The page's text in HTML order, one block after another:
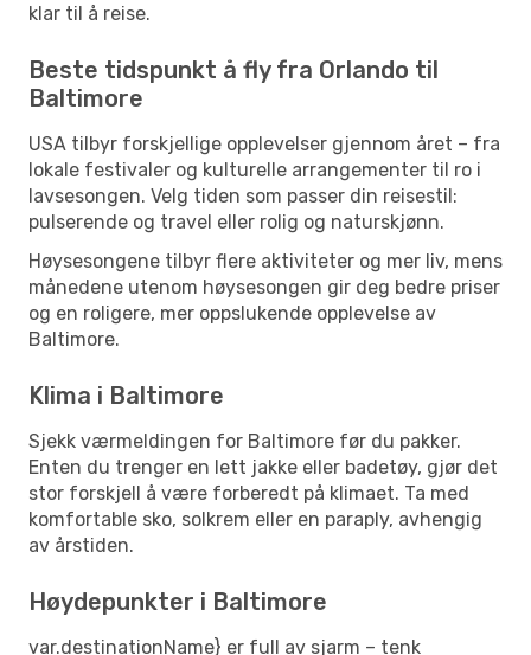
klar til å reise.
Beste tidspunkt å fly fra Orlando til
Baltimore
USA tilbyr forskjellige opplevelser gjennom året – fra
lokale festivaler og kulturelle arrangementer til ro i
lavsesongen. Velg tiden som passer din reisestil:
pulserende og travel eller rolig og naturskjønn.
Høysesongene tilbyr flere aktiviteter og mer liv, mens
månedene utenom høysesongen gir deg bedre priser
og en roligere, mer oppslukende opplevelse av
Baltimore.
Klima i Baltimore
Sjekk værmeldingen for Baltimore før du pakker.
Enten du trenger en lett jakke eller badetøy, gjør det
stor forskjell å være forberedt på klimaet. Ta med
komfortable sko, solkrem eller en paraply, avhengig
av årstiden.
Høydepunkter i Baltimore
var.destinationName} er full av sjarm – tenk